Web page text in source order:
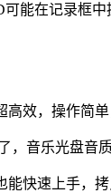
可能在记录框
效，操作简单
，音乐光盘音
快速上手，拷